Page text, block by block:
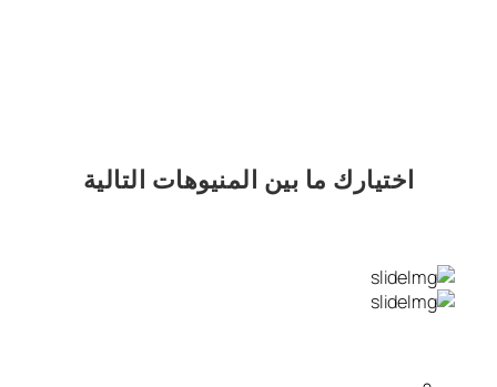
اختيارك ما بين المنيوهات التالية